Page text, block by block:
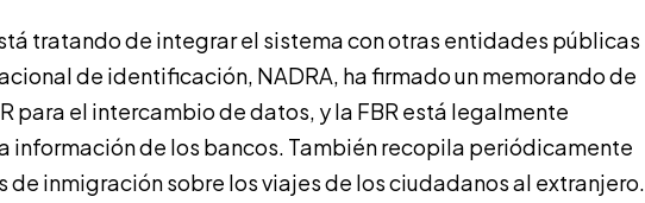
tratando de integrar el sistema con otras entidades públicas
de identificación, NADRA, ha firmado un memorando de
para el intercambio de datos, y la FBR está legalmente
información de los bancos. También recopila periódicamente
inmigración sobre los viajes de los ciudadanos al extranjero.